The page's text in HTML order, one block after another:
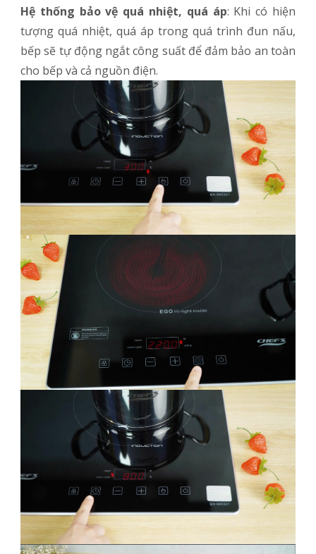
Hệ thống bảo vệ quá nhiệt, quá áp: Khi có hiện
tượng quá nhiệt, quá áp trong quá trình đun nấu,
bếp sẽ tự động ngắt công suất để đảm bảo an toàn
cho bếp và cả nguồn điện.